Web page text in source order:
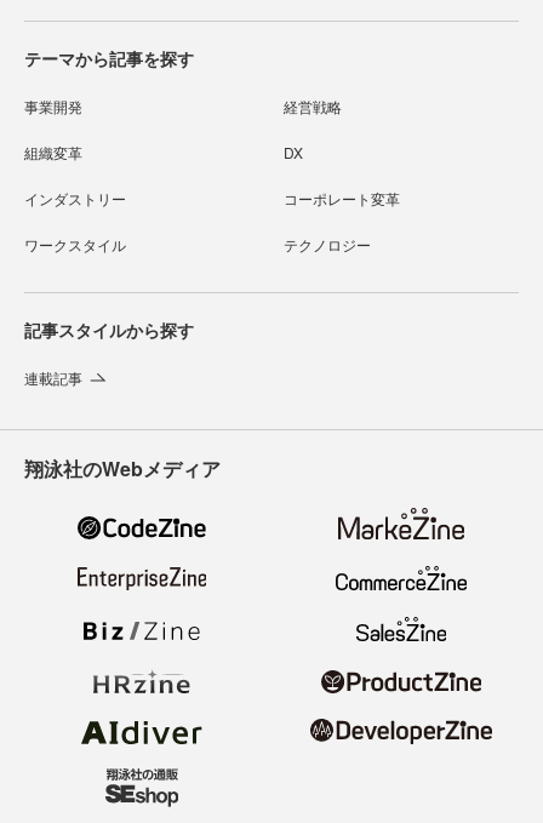
テーマから記事を探す
事業開発 経営戦略
組織変革 DX
インダストリー コーポレート変革
ワークスタイル テクノロジー
記事スタイルから探す
連載記事
翔泳社のWebメディア